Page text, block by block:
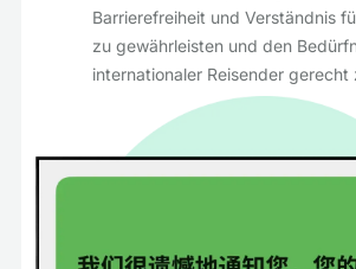
Barrierefreiheit und Verständnis
zu gewährleisten und den
internationaler Reisender gerecht